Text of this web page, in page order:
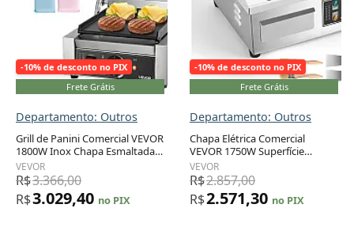
-10% de desconto no PIX
Frete Grátis
Departamento: Outros
Grill de Panini Comercial VEVOR
1800W Inox Chapa Esmaltada
Controle de Temperatura 110V
VEVOR
R$3.366,00
R$3.029,40 no PIX
-10% de desconto no PIX
Frete Grátis
Departamento: Outros
Chapa Elétrica Comercial
VEVOR 1750W Superfície
35x30cm Temp 50°C–300°C
Inox 110V
VEVOR
R$2.857,00
R$2.571,30 no PIX
Adicionar ao carrinho Adicionar ao carrinho